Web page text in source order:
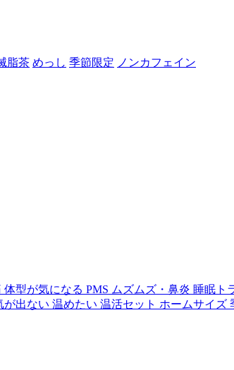
脂茶 めっし 季節限定 ノンカフェイン
体型が気になる PMS ムズムズ・鼻炎 睡眠ト
が出ない 温めたい 温活セット ホームサイズ